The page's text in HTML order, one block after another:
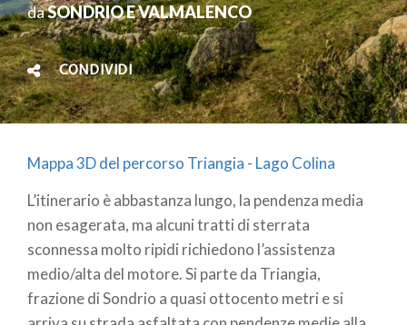
daSONDRIO E VALMALENCO
CONDIVIDI
Mappa 3D del percorso Triangia - Lago Colina
L’itinerario è abbastanza lungo, la pendenza media
non esagerata, ma alcuni tratti di sterrata
sconnessa molto ripidi richiedono l’assistenza
medio/alta del motore. Si parte da Triangia,
frazione di Sondrio a quasi ottocento metri e si